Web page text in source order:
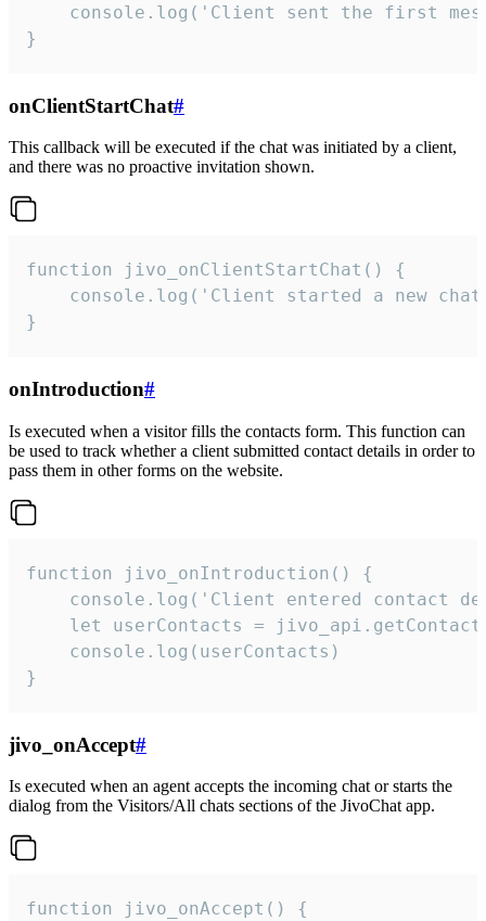
console.log('Client sent the first
}
onClientStartChat#
This callback will be executed if the chat was initiated by a client,
and there was no proactive invitation shown.
function jivo_onClientStartChat() {
console.log('Client started a new
}
onIntroduction#
Is executed when a visitor fills the contacts form. This function can
be used to track whether a client submitted contact details in order to
pass them in other forms on the website.
function jivo_onIntroduction() {
console.log('Client entered contact
let userContacts =
    console.log(userContacts)
}
jivo_onAccept#
Is executed when an agent accepts the incoming chat or starts the
dialog from the Visitors/All chats sections of the JivoChat app.
function jivo_onAccept() {